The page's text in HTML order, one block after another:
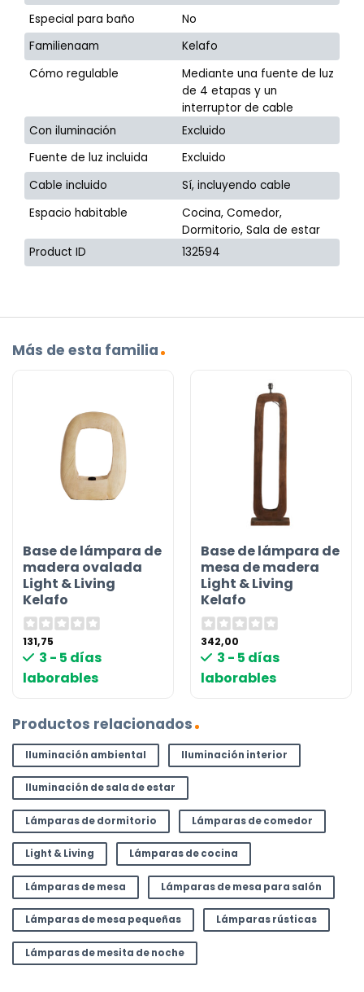
Especial para baño
No
Familienaam
Kelafo
Cómo regulable
Mediante una fuente de luz
de 4 etapas y un
interruptor de cable
Con iluminación
Excluido
Fuente de luz incluida
Excluido
Cable incluido
Sí, incluyendo cable
Espacio habitable
Cocina, Comedor,
Dormitorio, Sala de estar
Product ID
132594
Más de esta familia
Base de lámpara de
madera ovalada
Light & Living
Kelafo
131,75
3 - 5 días
laborables
Base de lámpara de
mesa de madera
Light & Living
Kelafo
342,00
3 - 5 días
laborables
Productos relacionados
Iluminación ambiental Iluminación interior
Iluminación de sala de estar
Lámparas de dormitorio Lámparas de comedor
Light & Living Lámparas de cocina
Lámparas de mesa Lámparas de mesa para salón
Lámparas de mesa pequeñas Lámparas rústicas
Lámparas de mesita de noche